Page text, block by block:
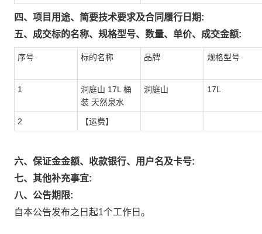
四、项目用途、简要技术要求及合同履行日期:
五、成交标的名称、规格型号、数量、单价、成交金额:
序号 标的名称 品牌 规格型号
1
洞庭山 17L 桶
装 天然泉水
洞庭山 17L
2 【运费】
六、保证金金额、收款银行、用户名及卡号:
七、其他补充事宜:
八、公告期限:
自本公告发布之日起1个工作日。